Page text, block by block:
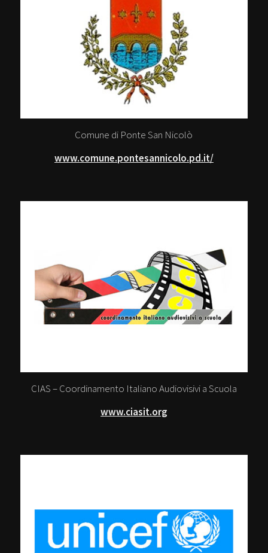
Comune di Ponte San Nicolò
www.comune.pontesannicolo.pd.it/
CIAS – Coordinamento Italiano Audiovisivi a Scuola
www.ciasit.org